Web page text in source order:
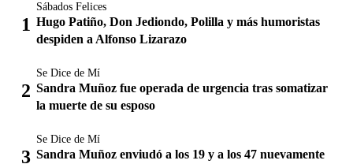
Sábados Felices
Hugo Patiño, Don Jediondo, Polilla y más humoristas
despiden a Alfonso Lizarazo
Se Dice de Mí
Sandra Muñoz fue operada de urgencia tras somatizar
la muerte de su esposo
Se Dice de Mí
Sandra Muñoz enviudó a los 19 y a los 47 nuevamente